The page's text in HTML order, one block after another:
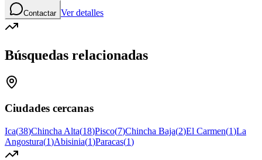
Contactar Ver detalles
Búsquedas relacionadas
Ciudades cercanas
Ica(38)Chincha Alta(18)Pisco(7)Chincha Baja(2)El Carmen(1)La
Angostura(1)Abisinia(1)Paracas(1)